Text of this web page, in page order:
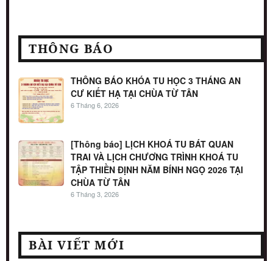
THÔNG BÁO
THÔNG BÁO KHÓA TU HỌC 3 THÁNG AN
CƯ KIẾT HẠ TẠI CHÙA TỪ TÂN
6 Tháng 6, 2026
[Thông báo] LỊCH KHOÁ TU BÁT QUAN
TRAI VÀ LỊCH CHƯƠNG TRÌNH KHOÁ TU
TẬP THIỀN ĐỊNH NĂM BÍNH NGỌ 2026 TẠI
CHÙA TỪ TÂN
6 Tháng 3, 2026
BÀI VIẾT MỚI